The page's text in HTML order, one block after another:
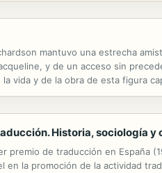
mantuvo una estrecha
y de un acceso sin
vida y de la obra de esta figura
muchas de ellas inéditas,
Historia, sociología y
premio de traducción en
en la promoción de la actividad